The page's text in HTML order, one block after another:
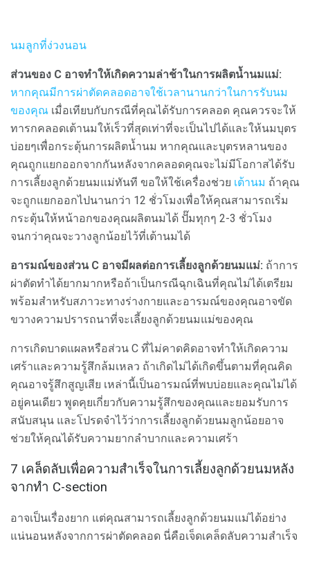
นมลูกที่ง่วงนอน
ส่วนของ C อาจทำให้เกิดความล่าช้าในการผลิตน้ำนมแม่:
หากคุณมีการผ่าตัดคลอดอาจใช้เวลานานกว่าในการรับนม
ของคุณ เมื่อเทียบกับกรณีที่คุณได้รับการคลอด คุณควรจะให้
ทารกคลอดเต้านมให้เร็วที่สุดเท่าที่จะเป็นไปได้และให้นมบุตร
บ่อยๆเพื่อกระตุ้นการผลิตน้ำนม หากคุณและบุตรหลานของ
คุณถูกแยกออกจากกันหลังจากคลอดคุณจะไม่มีโอกาสได้รับ
การเลี้ยงลูกด้วยนมแม่ทันที ขอให้ใช้เครื่องช่วย เต้านม ถ้าคุณ
จะถูกแยกออกไปนานกว่า 12 ชั่วโมงเพื่อให้คุณสามารถเริ่ม
กระตุ้นให้หน้าอกของคุณผลิตนมได้ ปั๊มทุกๆ 2-3 ชั่วโมง
จนกว่าคุณจะวางลูกน้อยไว้ที่เต้านมได้
อารมณ์ของส่วน C อาจมีผลต่อการเลี้ยงลูกด้วยนมแม่: ถ้าการ
ผ่าตัดทำได้ยากมากหรือถ้าเป็นกรณีฉุกเฉินที่คุณไม่ได้เตรียม
พร้อมสำหรับสภาวะทางร่างกายและอารมณ์ของคุณอาจขัด
ขวางความปรารถนาที่จะเลี้ยงลูกด้วยนมแม่ของคุณ
การเกิดบาดแผลหรือส่วน C ที่ไม่คาดคิดอาจทำให้เกิดความ
เศร้าและความรู้สึกล้มเหลว ถ้าเกิดไม่ได้เกิดขึ้นตามที่คุณคิด
คุณอาจรู้สึกสูญเสีย เหล่านี้เป็นอารมณ์ที่พบบ่อยและคุณไม่ได้
อยู่คนเดียว พูดคุยเกี่ยวกับความรู้สึกของคุณและยอมรับการ
สนับสนุน และโปรดจำไว้ว่าการเลี้ยงลูกด้วยนมลูกน้อยอาจ
ช่วยให้คุณได้รับความยากลำบากและความเศร้า
7 เคล็ดลับเพื่อความสำเร็จในการเลี้ยงลูกด้วยนมหลัง
จากทำ C-section
อาจเป็นเรื่องยาก แต่คุณสามารถเลี้ยงลูกด้วยนมแม่ได้อย่าง
แน่นอนหลังจากการผ่าตัดคลอด นี่คือเจ็ดเคล็ดลับความสำเร็จ